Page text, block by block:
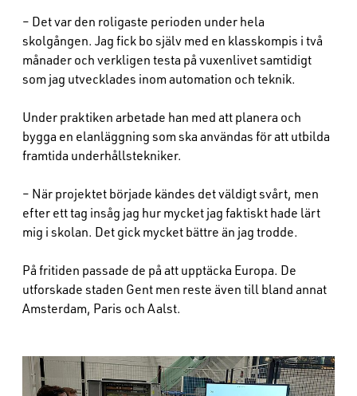
– Det var den roligaste perioden under hela
skolgången. Jag fick bo själv med en klasskompis i två
månader och verkligen testa på vuxenlivet samtidigt
som jag utvecklades inom automation och teknik.
Under praktiken arbetade han med att planera och
bygga en elanläggning som ska användas för att utbilda
framtida underhållstekniker.
– När projektet började kändes det väldigt svårt, men
efter ett tag insåg jag hur mycket jag faktiskt hade lärt
mig i skolan. Det gick mycket bättre än jag trodde.
På fritiden passade de på att upptäcka Europa. De
utforskade staden Gent men reste även till bland annat
Amsterdam, Paris och Aalst.